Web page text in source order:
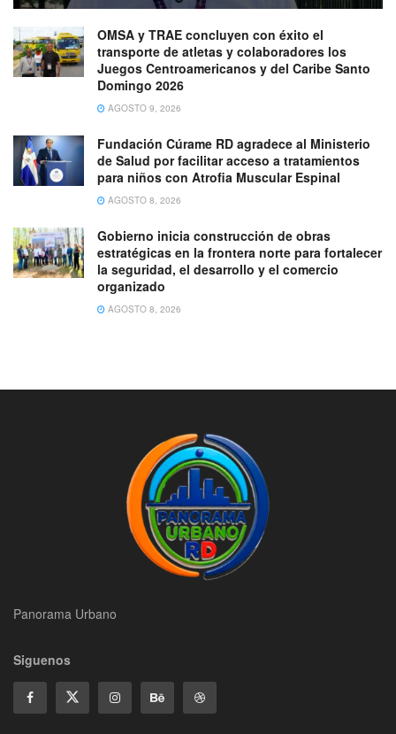
OMSA y TRAE concluyen con éxito el
transporte de atletas y colaboradores los
Juegos Centroamericanos y del Caribe Santo
Domingo 2026
AGOSTO 9, 2026
Fundación Cúrame RD agradece al Ministerio
de Salud por facilitar acceso a tratamientos
para niños con Atrofia Muscular Espinal
AGOSTO 8, 2026
Gobierno inicia construcción de obras
estratégicas en la frontera norte para fortalecer
la seguridad, el desarrollo y el comercio
organizado
AGOSTO 8, 2026
Panorama Urbano
Siguenos